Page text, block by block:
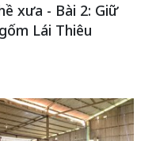
xưa - Bài 2: Giữ
Lái Thiêu